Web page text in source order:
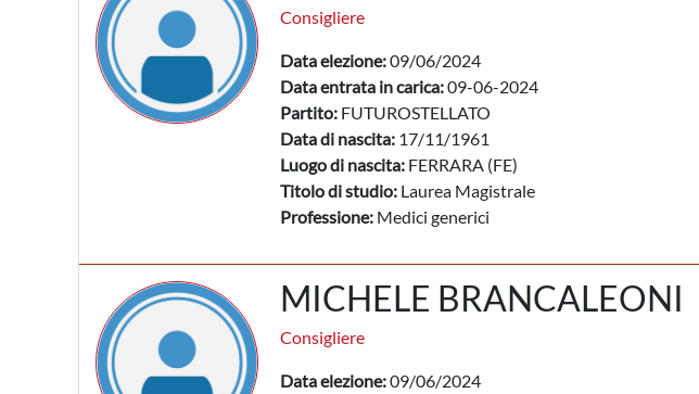
Consigliere
Data elezione:09/06/2024
Data entrata in carica:09-06-2024
Partito: FUTUROSTELLATO
Data di nascita: 17/11/1961
Luogo di nascita: FERRARA (FE)
Titolo di studio: Laurea Magistrale
Professione: Medici generici
MICHELE BRANCALEONI
Consigliere
Data elezione:09/06/2024